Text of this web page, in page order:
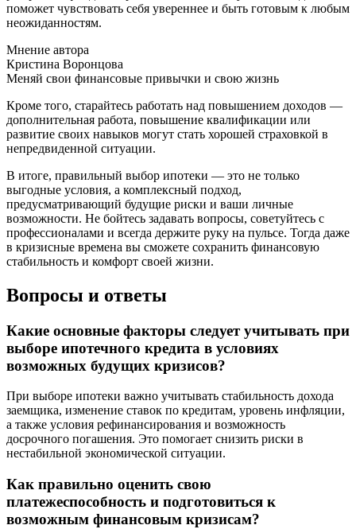
поможет чувствовать себя увереннее и быть готовым к любым
неожиданностям.
Мнение автора
Кристина Воронцова
Меняй свои финансовые привычки и свою жизнь
Кроме того, старайтесь работать над повышением доходов —
дополнительная работа, повышение квалификации или
развитие своих навыков могут стать хорошей страховкой в
непредвиденной ситуации.
В итоге, правильный выбор ипотеки — это не только
выгодные условия, а комплексный подход,
предусматривающий будущие риски и ваши личные
возможности. Не бойтесь задавать вопросы, советуйтесь с
профессионалами и всегда держите руку на пульсе. Тогда даже
в кризисные времена вы сможете сохранить финансовую
стабильность и комфорт своей жизни.
Вопросы и ответы
Какие основные факторы следует учитывать при
выборе ипотечного кредита в условиях
возможных будущих кризисов?
При выборе ипотеки важно учитывать стабильность дохода
заемщика, изменение ставок по кредитам, уровень инфляции,
а также условия рефинансирования и возможность
досрочного погашения. Это помогает снизить риски в
нестабильной экономической ситуации.
Как правильно оценить свою
платежеспособность и подготовиться к
возможным финансовым кризисам?